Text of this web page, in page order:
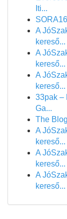
Iti...
A
kereső...
A
kereső...
A
kereső...
33pak –
Ga...
The
A
kereső...
A
kereső...
A
kereső...